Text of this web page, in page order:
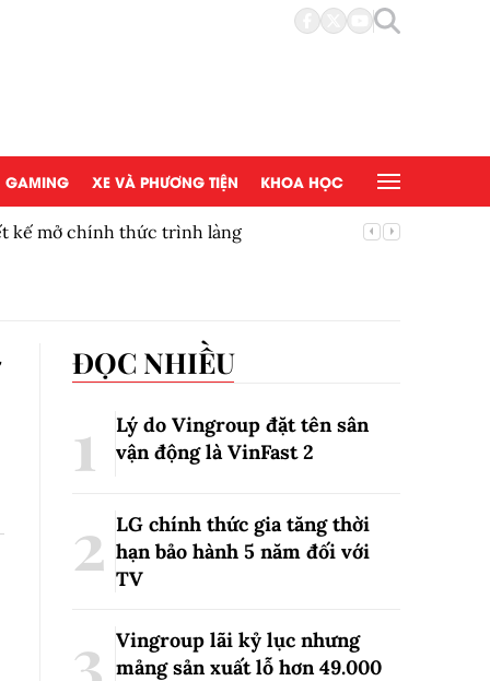
GAMING XE VÀ PHƯƠNG TIỆN KHOA HỌC
kế mở chính thức trình làng
ĐỌC NHIỀU
Lý do Vingroup đặt tên sân
vận động là VinFast2
LG chính thức gia tăng thời
hạn bảo hành 5 năm đối với
TV
Vingroup lãi kỷ lục nhưng
mảng sản xuất lỗ hơn 49.000